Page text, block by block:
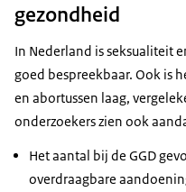
gezondheid
In Nederland is seksualiteit
goed bespreekbaar. Ook is
en abortussen laag,
onderzoekers zien ook
Het aantal bij de GGD
overdraagbare